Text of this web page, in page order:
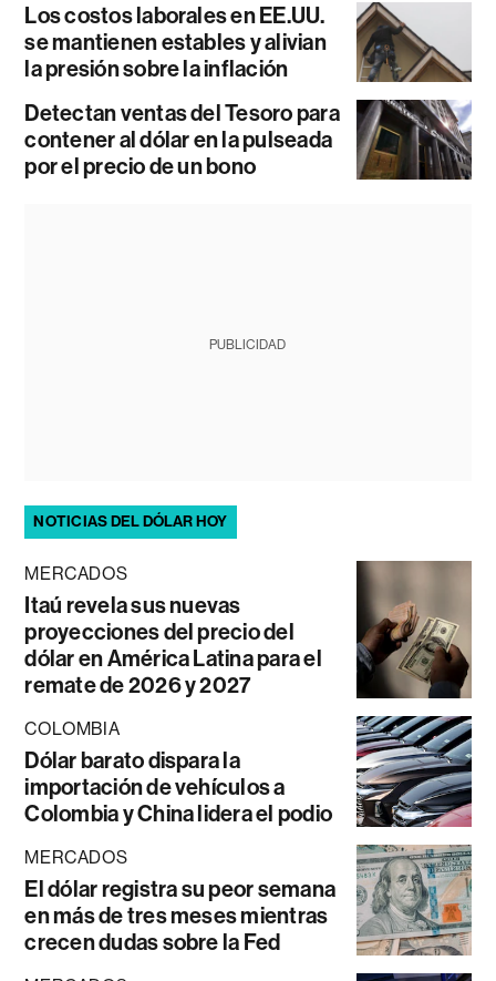
Los costos laborales en EE.UU.
se mantienen estables y alivian
la presión sobre la inflación
Detectan ventas del Tesoro para
contener al dólar en la pulseada
por el precio de un bono
PUBLICIDAD
NOTICIAS DEL DÓLAR HOY
MERCADOS
Itaú revela sus nuevas
proyecciones del precio del
dólar en América Latina para el
remate de 2026 y 2027
COLOMBIA
Dólar barato dispara la
importación de vehículos a
Colombia y China lidera el podio
MERCADOS
El dólar registra su peor semana
en más de tres meses mientras
crecen dudas sobre la Fed